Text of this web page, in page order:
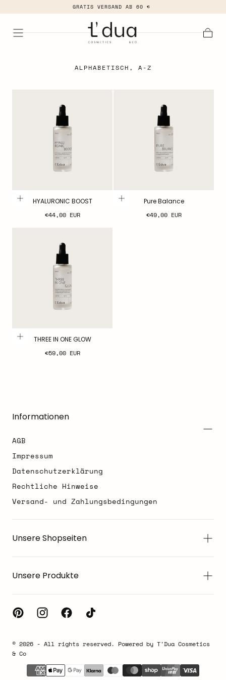
ZUM INHALT GRATIS VERSAND AB 60 €
ALPHABETISCH, A-Z
HYALURONIC BOOST
Regulärer
€44,00 EUR
Pure Balance
Regulärer
€49,00 EUR
THREE IN ONE GLOW
Regulärer
€59,00 EUR
Informationen
AGB
Impressum
Datenschutzerklärung
Rechtliche Hinweise
Versand- und Zahlungsbedingungen
Unsere Shopseiten
Unsere Produkte
© 2026 - All rights reserved. Powered by T'Dua Cosmetics
& Co
{"title"=>"Zahlungsmethoden"}